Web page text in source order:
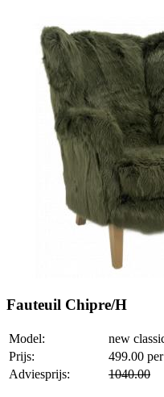
Fauteuil Chipre/H
Model:
new
Prijs:
499.00
Adviesprijs:
1040.00